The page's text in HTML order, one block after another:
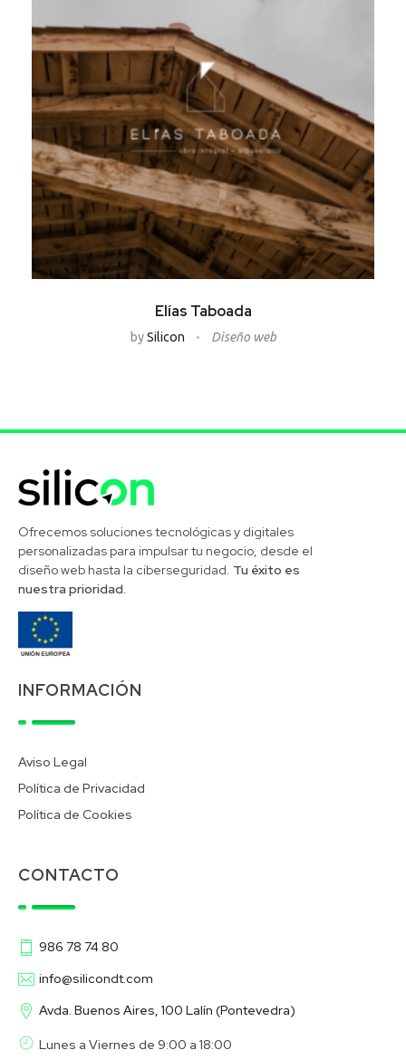
Elías Taboada
by Silicon Diseño web
Ofrecemos soluciones tecnológicas y digitales
personalizadas para impulsar tu negocio, desde el
diseño web hasta la ciberseguridad. Tu éxito es
nuestra prioridad.
INFORMACIÓN
Aviso Legal
Política de Privacidad
Política de Cookies
CONTACTO
986 78 74 80
info@silicondt.com
Avda. Buenos Aires, 100 Lalín (Pontevedra)
Lunes a Viernes de 9:00 a 18:00